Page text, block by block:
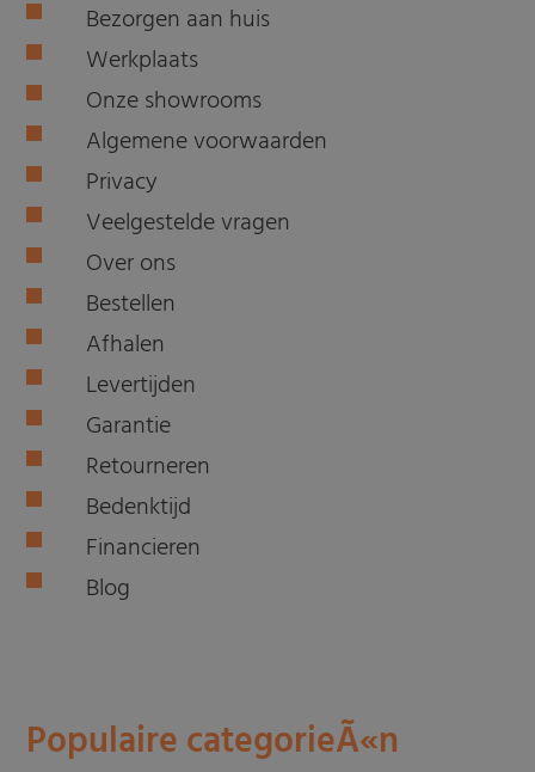
Bezorgen aan huis
Werkplaats
Onze showrooms
Algemene voorwaarden
Privacy
Veelgestelde vragen
Over ons
Bestellen
Afhalen
Levertijden
Garantie
Retourneren
Bedenktijd
Financieren
Blog
Populaire categorieÃ«n